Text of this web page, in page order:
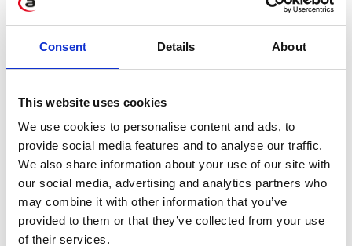
Consent Details About
This website uses cookies
We use cookies to personalise content and ads, to
provide social media features and to analyse our traffic.
We also share information about your use of our site with
our social media, advertising and analytics partners who
may combine it with other information that you’ve
provided to them or that they’ve collected from your use
of their services.
uwierzytelniającymi KSeF umożliwi podmiotom
wnioskowanie o certyfikaty zawierającego
jedynie wybrane atrybuty podpisu
uwierzytelniającego, pobrać go w postacie
cyfrowej lub jako listę metadanych wydanych
limit liczby certyfikatów.
Uprawnienia
Zmiany w uprawnieniniach i nowy interfejs
zapewnią możliwość nadania uprawnieni